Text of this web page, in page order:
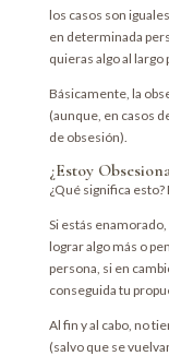
los casos son
en determinada
quieras algo al largo
Básicamente, la
(aunque, en casos
de obsesión).
¿Estoy
¿Qué significa
Si estás
lograr algo más o
persona, si en
conseguida tu
Al fin y al cabo, no
(salvo que se